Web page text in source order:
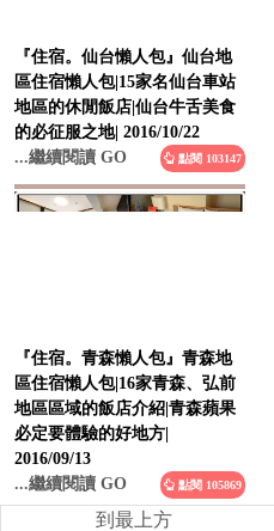
『住宿。仙台懶人包』仙台地
區住宿懶人包|15家名仙台車站
地區的休閒飯店|仙台牛舌美食
的必征服之地| 2016/10/22
...繼續閱讀 GO
點閱 103147
『住宿。青森懶人包』青森地
區住宿懶人包|16家青森、弘前
地區區域的飯店介紹|青森蘋果
必定要體驗的好地方|
2016/09/13
...繼續閱讀 GO
點閱 105869
到最上方